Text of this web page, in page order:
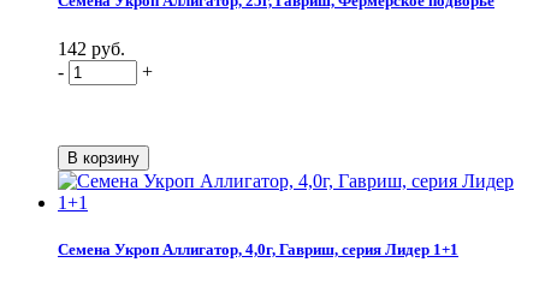
142 руб.
-
+
Семена Укроп Аллигатор, 4,0г, Гавриш, серия Лидер 1+1